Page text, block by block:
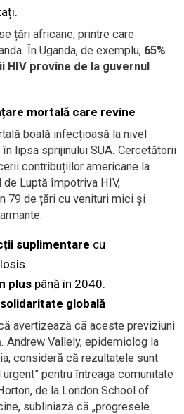
țări africane, printre care
În Uganda, de exemplu, 65%
HIV provine de la guvernul
mortală care revine
boală infecțioasă la nivel
lipsa sprijinului SUA. Cercetătorii
contribuțiilor americane la
de Luptă împotriva HIV,
79 de țări cu venituri mici și
suplimentare cu
plus până în 2040.
globală
avertizează că aceste previziuni
Andrew Vallely, epidemiolog la
consideră că rezultatele sunt
urgent” pentru întreaga comunitate
de la London School of
subliniază că „progresele